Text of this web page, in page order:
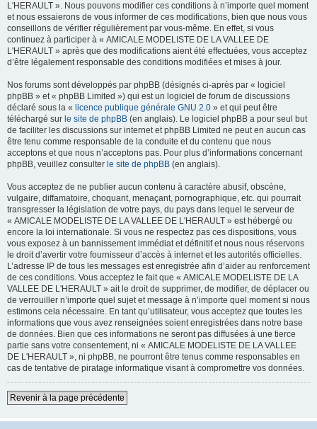
L'HERAULT ». Nous pouvons modifier ces conditions à n’importe quel moment
et nous essaierons de vous informer de ces modifications, bien que nous vous
conseillons de vérifier régulièrement par vous-même. En effet, si vous
continuez à participer à « AMICALE MODELISTE DE LA VALLEE DE
L'HERAULT » après que des modifications aient été effectuées, vous acceptez
d’être légalement responsable des conditions modifiées et mises à jour.
Nos forums sont développés par phpBB (désignés ci-après par « logiciel
phpBB » et « phpBB Limited ») qui est un logiciel de forum de discussions
déclaré sous la « licence publique générale GNU 2.0 » et qui peut être
téléchargé sur le site de phpBB (en anglais). Le logiciel phpBB a pour seul but
de faciliter les discussions sur internet et phpBB Limited ne peut en aucun cas
être tenu comme responsable de la conduite et du contenu que nous
acceptons et que nous n’acceptons pas. Pour plus d’informations concernant
phpBB, veuillez consulter le site de phpBB (en anglais).
Vous acceptez de ne publier aucun contenu à caractère abusif, obscène,
vulgaire, diffamatoire, choquant, menaçant, pornographique, etc. qui pourrait
transgresser la législation de votre pays, du pays dans lequel le serveur de
« AMICALE MODELISTE DE LA VALLEE DE L'HERAULT » est hébergé ou
encore la loi internationale. Si vous ne respectez pas ces dispositions, vous
vous exposez à un bannissement immédiat et définitif et nous nous réservons
le droit d’avertir votre fournisseur d’accès à internet et les autorités officielles.
L’adresse IP de tous les messages est enregistrée afin d’aider au renforcement
de ces conditions. Vous acceptez le fait que « AMICALE MODELISTE DE LA
VALLEE DE L'HERAULT » ait le droit de supprimer, de modifier, de déplacer ou
de verrouiller n’importe quel sujet et message à n’importe quel moment si nous
estimons cela nécessaire. En tant qu’utilisateur, vous acceptez que toutes les
informations que vous avez renseignées soient enregistrées dans notre base
de données. Bien que ces informations ne seront pas diffusées à une tierce
partie sans votre consentement, ni « AMICALE MODELISTE DE LA VALLEE
DE L'HERAULT », ni phpBB, ne pourront être tenus comme responsables en
cas de tentative de piratage informatique visant à compromettre vos données.
Revenir à la page précédente